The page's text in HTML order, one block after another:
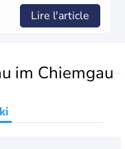
Lire l'article
im Chiemgau